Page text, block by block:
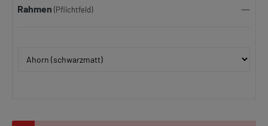
Rahmen (Pflichtfeld)